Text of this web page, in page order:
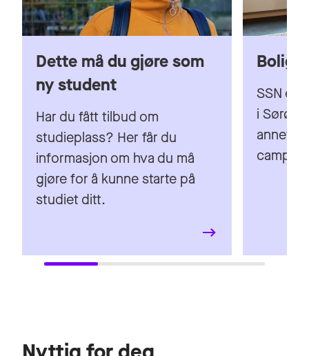
Har du fått tilbud om
studieplass? Her får du
informasjon om hva du må
gjøre for å kunne starte på
studiet ditt.
SSN er
i
annet